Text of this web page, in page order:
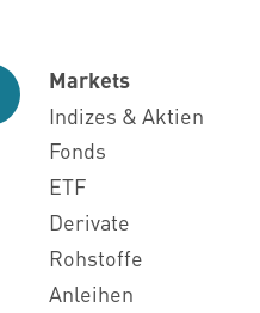
Markets
Indizes & Aktien
Fonds
ETF
Derivate
Rohstoffe
Anleihen